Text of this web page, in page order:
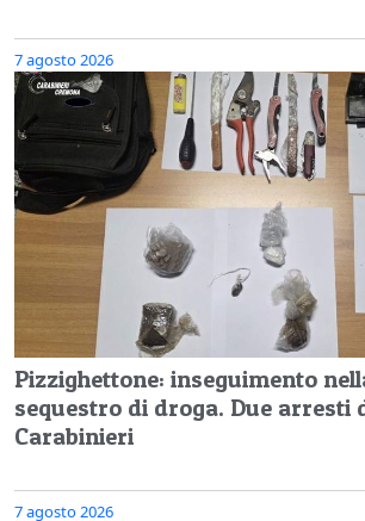
7 agosto 2026
Pizzighettone: inseguimento
sequestro di droga. Due arresti
Carabinieri
7 agosto 2026